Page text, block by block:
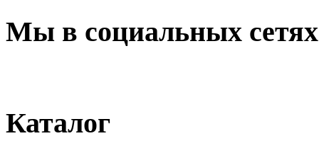
Мы в социальных сетях
Каталог